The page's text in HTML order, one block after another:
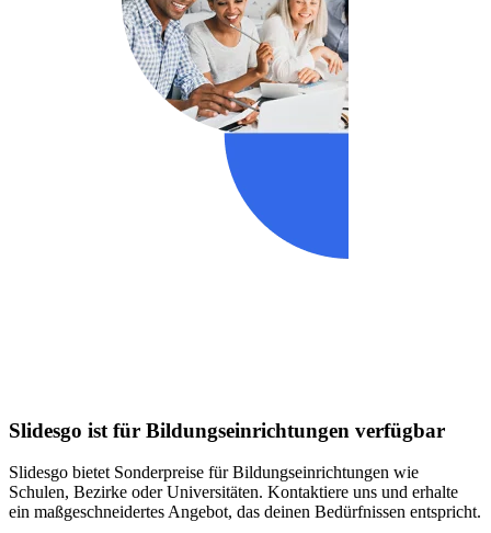
Slidesgo ist für Bildungseinrichtungen verfügbar
Slidesgo bietet Sonderpreise für Bildungseinrichtungen wie
Schulen, Bezirke oder Universitäten. Kontaktiere uns und erhalte
ein maßgeschneidertes Angebot, das deinen Bedürfnissen entspricht.